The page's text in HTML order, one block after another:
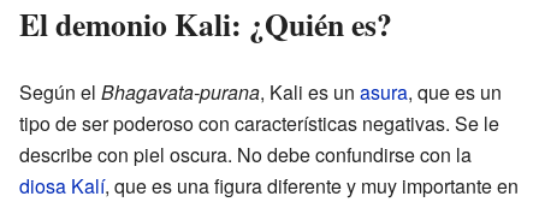
El demonio Kali: ¿Quién es?
Según el Bhagavata-purana, Kali es un asura, que es un
tipo de ser poderoso con características negativas. Se le
describe con piel oscura. No debe confundirse con la
diosa Kalí, que es una figura diferente y muy importante en